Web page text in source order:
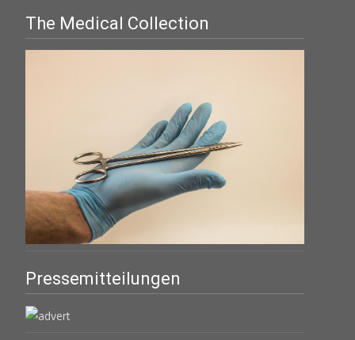
The Medical Collection
Pressemitteilungen